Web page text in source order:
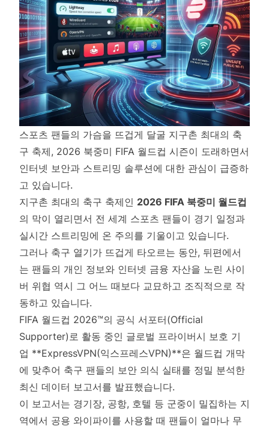
스포츠 팬들의 가슴을 뜨겁게 달굴 지구촌 최대의 축
구 축제, 2026 북중미 FIFA 월드컵 시즌이 도래하면서
인터넷 보안과 스트리밍 솔루션에 대한 관심이 급증하
고 있습니다.
지구촌 최대의 축구 축제인 2026 FIFA 북중미 월드컵
의 막이 열리면서 전 세계 스포츠 팬들이 경기 일정과
실시간 스트리밍에 온 주의를 기울이고 있습니다.
그러나 축구 열기가 뜨겁게 타오르는 동안, 뒤편에서
는 팬들의 개인 정보와 인터넷 금융 자산을 노린 사이
버 위협 역시 그 어느 때보다 교묘하고 조직적으로 작
동하고 있습니다.
FIFA 월드컵 2026™의 공식 서포터(Official
Supporter)로 활동 중인 글로벌 프라이버시 보호 기
업 **ExpressVPN(익스프레스VPN)**은 월드컵 개막
에 맞추어 축구 팬들의 보안 의식 실태를 정밀 분석한
최신 데이터 보고서를 발표했습니다.
이 보고서는 경기장, 공항, 호텔 등 군중이 밀집하는 지
역에서 공용 와이파이를 사용할 때 팬들이 얼마나 무